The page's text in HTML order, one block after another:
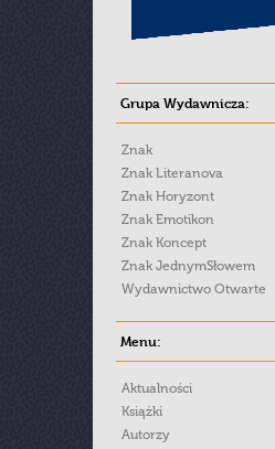
Grupa Wydawnicza:
Znak
Znak Literanova
Znak Horyzont
Znak Emotikon
Znak Koncept
Znak JednymSłowem
Wydawnictwo Otwarte
Menu:
Aktualności
Książki
Autorzy